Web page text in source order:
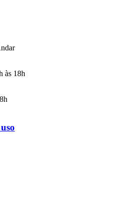
às 18h